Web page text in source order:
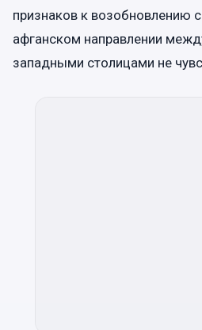
признаков к возобновлению
афганском направлении
западными столицами не